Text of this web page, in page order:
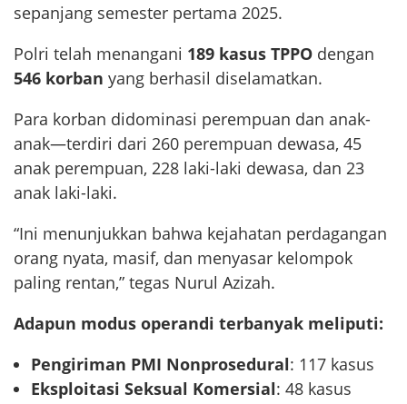
sepanjang semester pertama 2025.
Polri telah menangani 189 kasus TPPO dengan
546 korban yang berhasil diselamatkan.
Para korban didominasi perempuan dan anak-
anak—terdiri dari 260 perempuan dewasa, 45
anak perempuan, 228 laki-laki dewasa, dan 23
anak laki-laki.
“Ini menunjukkan bahwa kejahatan perdagangan
orang nyata, masif, dan menyasar kelompok
paling rentan,” tegas Nurul Azizah.
Adapun modus operandi terbanyak meliputi:
Pengiriman PMI Nonprosedural: 117 kasus
Eksploitasi Seksual Komersial: 48 kasus